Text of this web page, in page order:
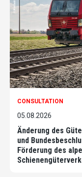
CONSULTATION
05.08.2026
Änderung des
und
Förderung des